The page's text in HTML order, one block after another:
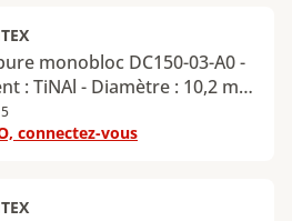
monobloc DC150-03-A0 -
: TiNAl - Diamètre : 10,2 mm
utile : 40 mm - Longueur
mm - Queue cylindrique -
connectez-vous